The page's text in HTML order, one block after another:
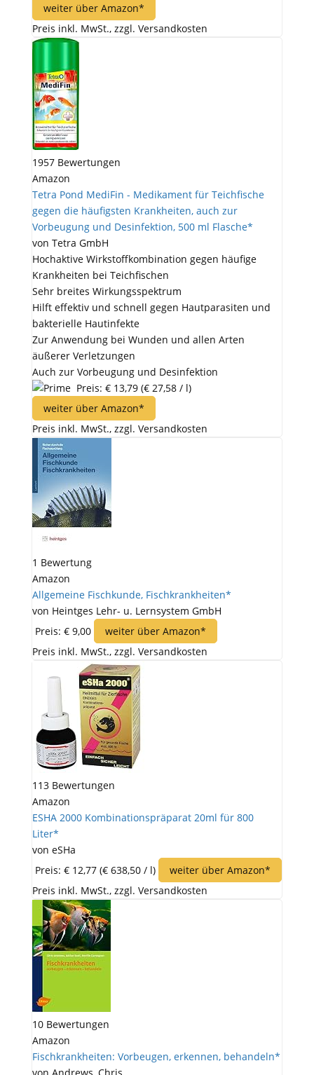
weiter über Amazon*
Preis inkl. MwSt., zzgl. Versandkosten
1957 Bewertungen
Amazon
Tetra Pond MediFin - Medikament für Teichfische
gegen die häufigsten Krankheiten, auch zur
Vorbeugung und Desinfektion, 500 ml Flasche*
von Tetra GmbH
Hochaktive Wirkstoffkombination gegen häufige
Krankheiten bei Teichfischen
Sehr breites Wirkungsspektrum
Hilft effektiv und schnell gegen Hautparasiten und
bakterielle Hautinfekte
Zur Anwendung bei Wunden und allen Arten
äußerer Verletzungen
Auch zur Vorbeugung und Desinfektion
Preis: € 13,79 (€ 27,58 / l)
weiter über Amazon*
Preis inkl. MwSt., zzgl. Versandkosten
1 Bewertung
Amazon
Allgemeine Fischkunde, Fischkrankheiten*
von Heintges Lehr- u. Lernsystem GmbH
Preis: € 9,00
weiter über Amazon*
Preis inkl. MwSt., zzgl. Versandkosten
113 Bewertungen
Amazon
ESHA 2000 Kombinationspräparat 20ml für 800
Liter*
von eSHa
Preis: € 12,77 (€ 638,50 / l)
weiter über Amazon*
Preis inkl. MwSt., zzgl. Versandkosten
10 Bewertungen
Amazon
Fischkrankheiten: Vorbeugen, erkennen, behandeln*